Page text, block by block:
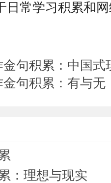
日常学习积累和
金句积累：中国式
金句积累：有与无
：理想与现实